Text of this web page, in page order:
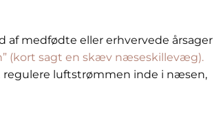
af medfødte eller erhvervede årsager
(kort sagt en skæv næseskillevæg).
regulere luftstrømmen inde i næsen,